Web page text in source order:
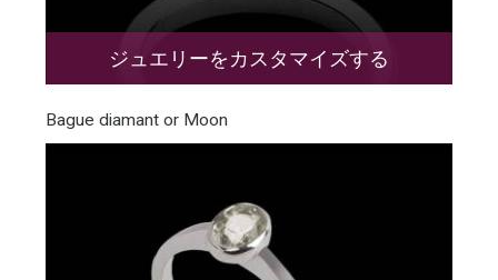
ジュエリーをカスタマイズする
Bague diamant or Moon